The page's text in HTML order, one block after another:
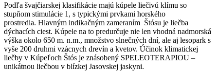
Podľa švajčiarskej klasifikácie majú kúpele liečivú klímu so
stupňom stimulácie 1, s typickými prvkami horského
prostredia. Hlavným indikačným zameraním Štósu je liečba
dýchacích ciest. Kúpele na to predurčuje nie len vhodná nadmorská
výška okolo 650 m. n.m., množstvo slnečných dní, ale aj lesopark s
vyše 200 druhmi vzácnych drevín a kvetov. Účinok klimatickej
liečby v Kúpeľoch Štós je znásobený SPELEOTERAPIOU –
unikátnou liečbou v blízkej Jasovskej jaskyni.